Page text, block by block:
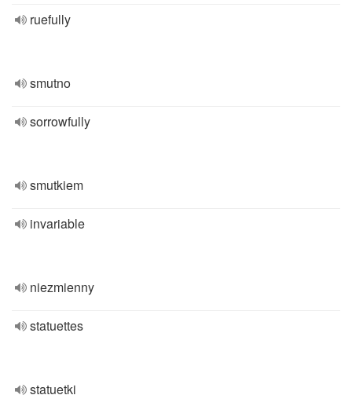
ruefully
smutno
sorrowfully
smutkiem
invariable
niezmienny
statuettes
statuetki